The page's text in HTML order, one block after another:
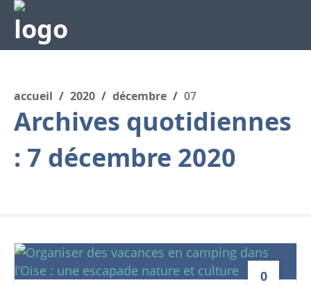
accueil / 2020 / décembre / 07
Archives quotidiennes
: 7 décembre 2020
0